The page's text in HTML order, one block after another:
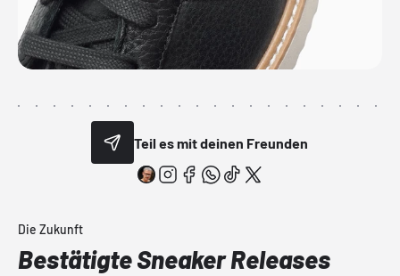
Teil es mit deinen Freunden
Die Zukunft
Bestätigte Sneaker Releases